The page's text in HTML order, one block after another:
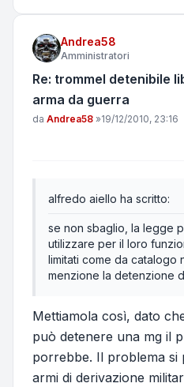
Andrea58
Amministratori
Re: trommel detenibile
arma da guerra
Messaggio
da Andrea58 »19/12/2010, 23:16
alfredo aiello ha scritto:
se non sbaglio, la legge
utilizzare per il loro
limitati come da catalogo
menzione la detenzione
Mettiamola così, dato
può detenere una mg il
porrebbe. Il problema si
armi di derivazione